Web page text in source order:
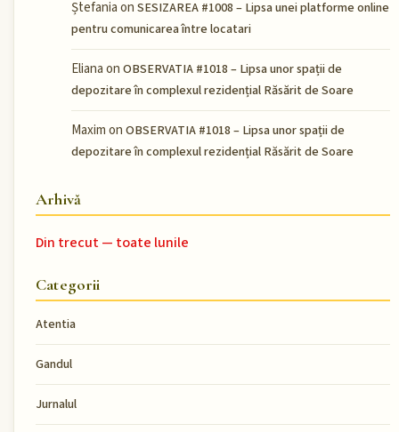
Ștefaniaon SESIZAREA #1008 – Lipsa unei platforme online
pentru comunicarea între locatari
Elianaon OBSERVATIA #1018 – Lipsa unor spații de
depozitare în complexul rezidențial Răsărit de Soare
Maximon OBSERVATIA #1018 – Lipsa unor spații de
depozitare în complexul rezidențial Răsărit de Soare
Arhivă
Din trecut — toate lunile
Categorii
Atentia
Gandul
Jurnalul